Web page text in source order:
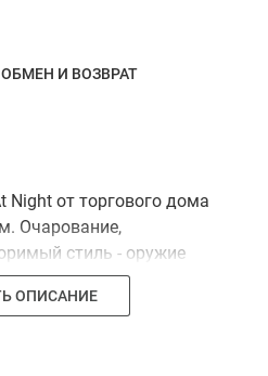
ОБМЕН И ВОЗВРАТ
Night от торгового дома
Очарование,
стиль - оружие
принадлежит только
аромат Love Love At
ОПИСАНИЕ